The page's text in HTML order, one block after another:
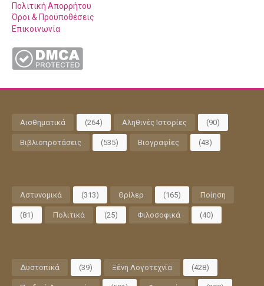
Πολιτική Απορρήτου
Όροι & Προϋποθέσεις
Επικοινωνία
Αισθηματικά (264) Αληθινές Ιστορίες (90)
Βιβλιοπροτάσεις (535) Βιογραφίες (43)
Αστυνομικά (313) Θρίλερ (165) Ποίηση
(81) Πολιτικά (25) Φιλοσοφικά (40)
Δυστοπικά (39) Ξένη Λογοτεχνία (428)